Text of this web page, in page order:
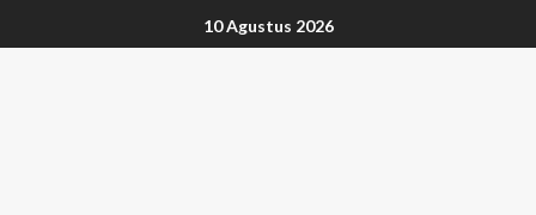
10 Agustus 2026